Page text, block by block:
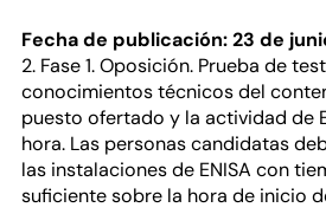
Fecha de publicación: 23 de
2. Fase 1. Oposición. Prueba de
conocimientos técnicos del
puesto ofertado y la actividad de
hora. Las personas candidatas
las instalaciones de ENISA con
suficiente sobre la hora de inicio